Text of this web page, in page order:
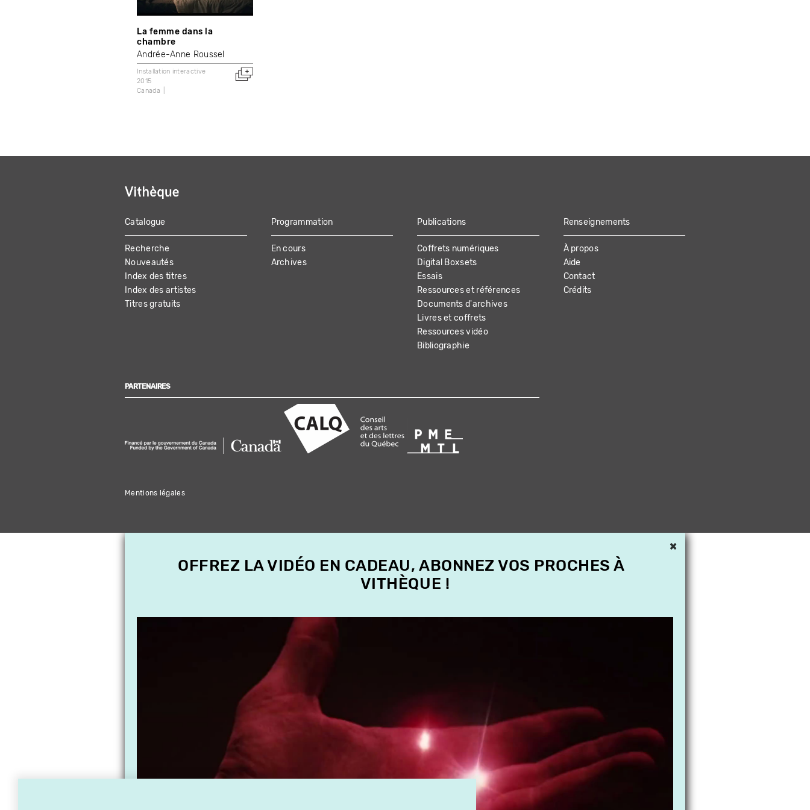
La femme dans la
chambre
Andrée-Anne Roussel
Installation interactive
2015
Canada
MAIN
NAVIGATION
Catalogue
Recherche
Nouveautés
Index des titres
Index des artistes
Titres gratuits
Programmation
En cours
Archives
Publications
Coffrets numériques
Digital Boxsets
Essais
Ressources et références
Documents d'archives
Livres et coffrets
Ressources vidéo
Bibliographie
Renseignements
À propos
Aide
Contact
Crédits
PARTENAIRES
Mentions légales
×
OFFREZ LA VIDÉO EN CADEAU, ABONNEZ VOS PROCHES À
VITHÈQUE !